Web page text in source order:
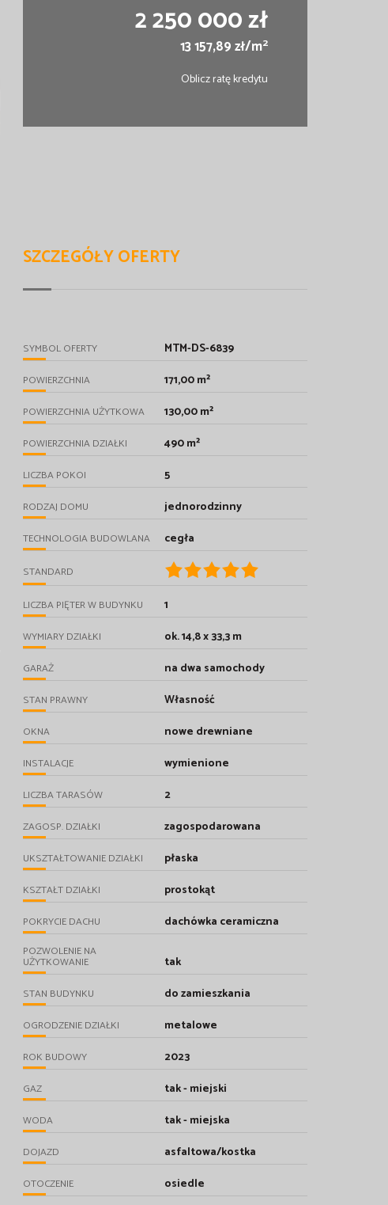
2 250 000 zł
13 157,89 zł/m2
Oblicz ratę kredytu
SZCZEGÓŁY OFERTY
SYMBOL OFERTY MTM-DS-6839
POWIERZCHNIA 171,00 m²
POWIERZCHNIA UŻYTKOWA 130,00 m²
POWIERZCHNIA DZIAŁKI 490 m²
LICZBA POKOI 5
RODZAJ DOMU jednorodzinny
TECHNOLOGIA BUDOWLANA cegła
STANDARD
LICZBA PIĘTER W BUDYNKU 1
WYMIARY DZIAŁKI ok. 14,8 x 33,3 m
GARAŻ na dwa samochody
STAN PRAWNY Własność
OKNA nowe drewniane
INSTALACJE wymienione
LICZBA TARASÓW 2
ZAGOSP. DZIAŁKI zagospodarowana
UKSZTAŁTOWANIE DZIAŁKI płaska
KSZTAŁT DZIAŁKI prostokąt
POKRYCIE DACHU dachówka ceramiczna
POZWOLENIE NA
UŻYTKOWANIE tak
STAN BUDYNKU do zamieszkania
OGRODZENIE DZIAŁKI metalowe
ROK BUDOWY 2023
GAZ tak - miejski
WODA tak - miejska
DOJAZD asfaltowa/kostka
OTOCZENIE osiedle